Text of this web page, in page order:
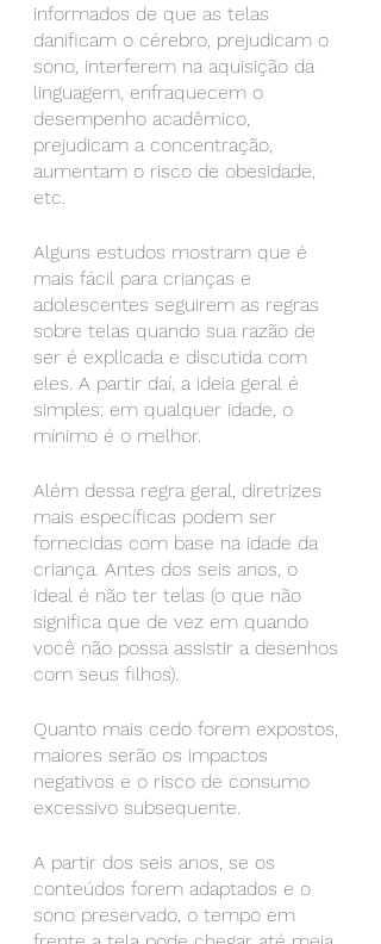
informados de que as telas
danificam o cérebro, prejudicam o
sono, interferem na aquisição da
linguagem, enfraquecem o
desempenho acadêmico,
prejudicam a concentração,
aumentam o risco de obesidade,
etc.
Alguns estudos mostram que é
mais fácil para crianças e
adolescentes seguirem as regras
sobre telas quando sua razão de
ser é explicada e discutida com
eles. A partir daí, a ideia geral é
simples: em qualquer idade, o
mínimo é o melhor.
Além dessa regra geral, diretrizes
mais específicas podem ser
fornecidas com base na idade da
criança. Antes dos seis anos, o
ideal é não ter telas (o que não
significa que de vez em quando
você não possa assistir a desenhos
com seus filhos).
Quanto mais cedo forem expostos,
maiores serão os impactos
negativos e o risco de consumo
excessivo subsequente.
A partir dos seis anos, se os
conteúdos forem adaptados e o
sono preservado, o tempo em